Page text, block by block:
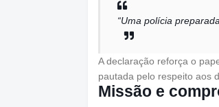
“Uma polícia
A declaração reforça o
pautada pelo respeito aos
Missão e